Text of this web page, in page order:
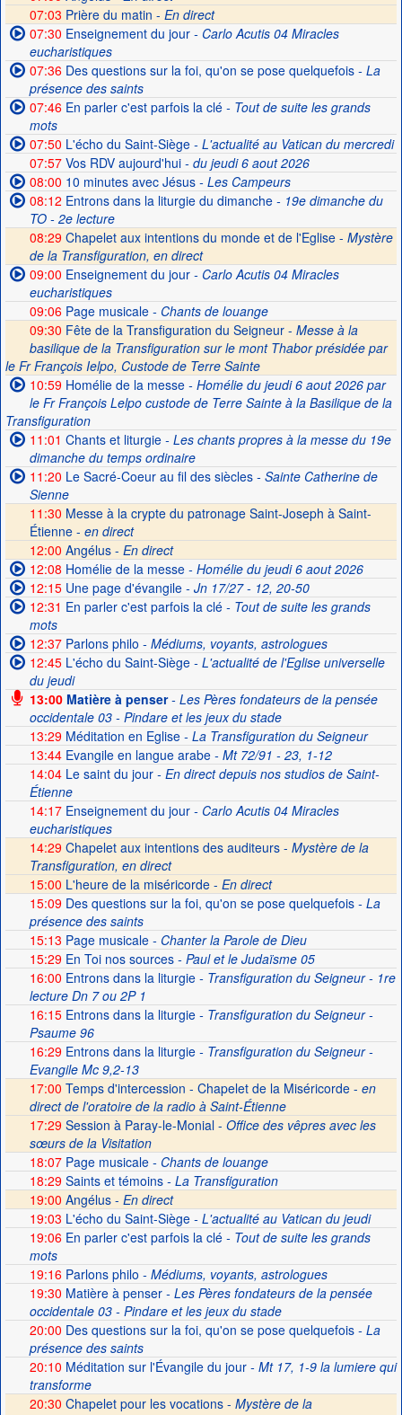
07:03 Prière du matin - En direct
07:30 Enseignement du jour- Carlo Acutis 04 Miracles
eucharistiques
07:36Des questions sur la foi, qu'on se pose quelquefois- La
présence des saints
07:46En parler c'est parfois la clé- Tout de suite les grands
mots
07:50 L'écho du Saint-Siège- L'actualité au Vatican du mercredi
07:57Vos RDV aujourd'hui- du jeudi 6 aout 2026
08:00 10 minutes avec Jésus- Les Campeurs
08:12 Entrons dans la liturgie du dimanche- 19e dimanche du
TO - 2e lecture
08:29 Chapelet aux intentions du monde et de l'Eglise - Mystère
de la Transfiguration, en direct
09:00 Enseignement du jour- Carlo Acutis 04 Miracles
eucharistiques
09:06Page musicale- Chants de louange
09:30 Fête de la Transfiguration du Seigneur - Messe à la
basilique de la Transfiguration sur le mont Thabor présidée par
le Fr François Ielpo, Custode de Terre Sainte
10:59Homélie de la messe- Homélie du jeudi 6 aout 2026 par
le Fr François Lelpo custode de Terre Sainte à la Basilique de la
Transfiguration
11:01 Chants et liturgie- Les chants propres à la messe du 19e
dimanche du temps ordinaire
11:20 Le Sacré-Coeur au fil des siècles- Sainte Catherine de
Sienne
11:30 Messe à la crypte du patronage Saint-Joseph à Saint-
Étienne - en direct
12:00 Angélus - En direct
12:08 Homélie de la messe- Homélie du jeudi 6 aout 2026
12:15Une page d'évangile- Jn 17/27 - 12, 20-50
12:31 En parler c'est parfois la clé- Tout de suite les grands
mots
12:37Parlons philo - Médiums, voyants, astrologues
12:45L'écho du Saint-Siège- L'actualité de l'Eglise universelle
du jeudi
13:00Matière à penser- Les Pères fondateurs de la pensée
occidentale 03 - Pindare et les jeux du stade
13:29Méditation en Eglise- La Transfiguration du Seigneur
13:44Evangile en langue arabe- Mt 72/91 - 23, 1-12
14:04Le saint du jour- En direct depuis nos studios de Saint-
Étienne
14:17Enseignement du jour- Carlo Acutis 04 Miracles
eucharistiques
14:29 Chapelet aux intentions des auditeurs - Mystère de la
Transfiguration, en direct
15:00 L'heure de la miséricorde - En direct
15:09Des questions sur la foi, qu'on se pose quelquefois- La
présence des saints
15:13 Page musicale- Chanter la Parole de Dieu
15:29En Toi nos sources- Paul et le Judaïsme 05
16:00 Entrons dans la liturgie- Transfiguration du Seigneur - 1re
lecture Dn 7 ou 2P 1
16:15Entrons dans la liturgie- Transfiguration du Seigneur -
Psaume 96
16:29Entrons dans la liturgie- Transfiguration du Seigneur -
Evangile Mc 9,2-13
17:00 Temps d'intercession - Chapelet de la Miséricorde - en
direct de l'oratoire de la radio à Saint-Étienne
17:29 Session à Paray-le-Monial - Office des vêpres avec les
sœurs de la Visitation
18:07Page musicale- Chants de louange
18:29Saints et témoins- La Transfiguration
19:00 Angélus - En direct
19:03 L'écho du Saint-Siège- L'actualité au Vatican du jeudi
19:06En parler c'est parfois la clé- Tout de suite les grands
mots
19:16Parlons philo - Médiums, voyants, astrologues
19:30 Matière à penser- Les Pères fondateurs de la pensée
occidentale 03 - Pindare et les jeux du stade
20:00 Des questions sur la foi, qu'on se pose quelquefois- La
présence des saints
20:10 Méditation sur l'Évangile du jour- Mt 17, 1-9 la lumiere qui
transforme
20:30 Chapelet pour les vocations - Mystère de la